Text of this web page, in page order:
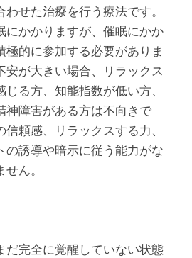
せた治療を行う療法です。
にかかりますが、催眠にかか
極的に参加する必要がありま
安が大きい場合、リラックス
る方、知能指数が低い方、
神障害がある方は不向きで
頼感、リラックスする力、
の誘導や暗示に従う能力がな
ん。
だ完全に覚醒していない状態